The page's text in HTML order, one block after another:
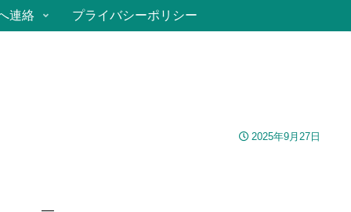
連絡 プライバシーポリシー
2025年9月27日